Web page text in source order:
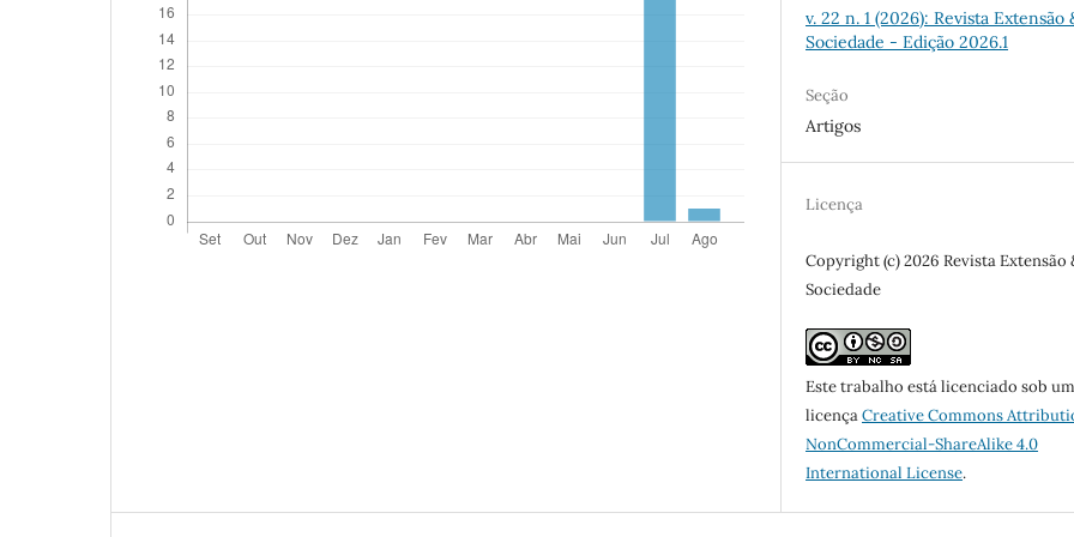
v. 22 n. 1 (2026): Revista Extensão
Sociedade - Edição 2026.1
Seção
Artigos
Licença
Copyright (c) 2026 Revista Extensão
Sociedade
Este trabalho está licenciado sob
licençaCreative Commons
NonCommercial-ShareAlike 4.0
International License.